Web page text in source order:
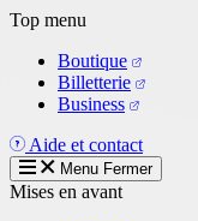
Aller
contenu
principal
Top menu
Boutique
Billetterie
Business
Aide et contact
Menu Fermer
Mises en avant